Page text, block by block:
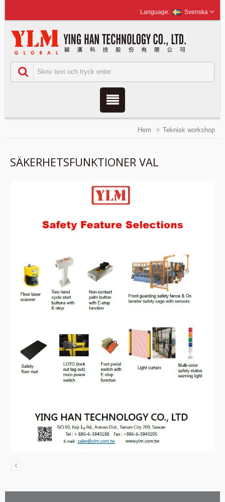
Svenska
Hem Teknisk workshop
SÄKERHETSFUNKTIONER VAL